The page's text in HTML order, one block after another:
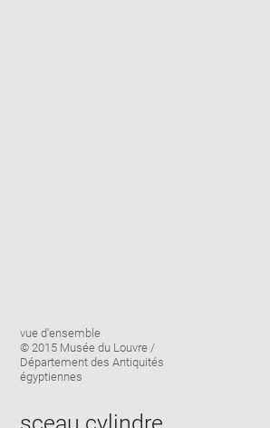
Image
caption:
vue d'ensemble
© 2015 Musée du Louvre /
Département des Antiquités
égyptiennes